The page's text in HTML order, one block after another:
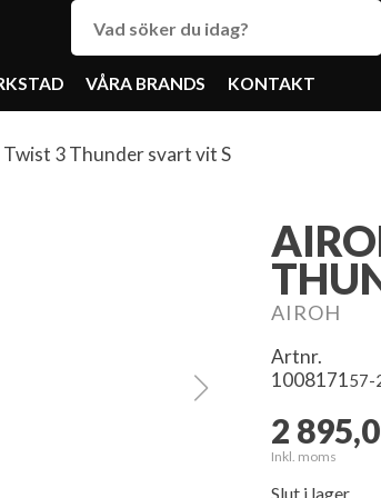
VÅRA BRANDS KONTAKT
3 Thunder svart vit S
AIROH
Artnr.
100817157-
2
Inkl. moms
Slut i lager